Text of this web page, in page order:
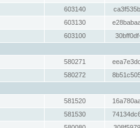
603140
603130
603100
580271
580272
581520
581530